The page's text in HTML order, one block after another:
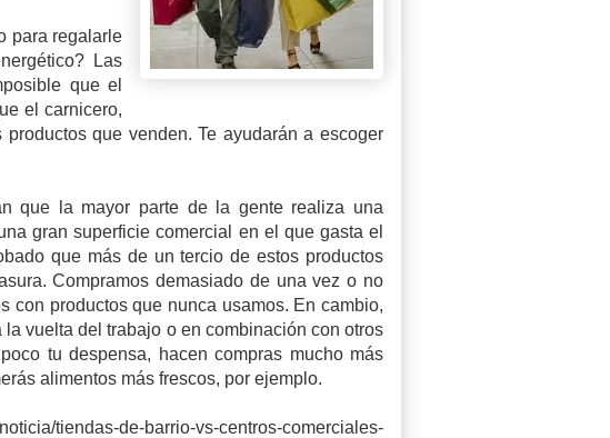
para regalarle
Las
que el
el carnicero,
que venden. Te ayudarán a escoger
que la mayor parte de la gente realiza una
gran superficie comercial en el que gasta el
que más de un tercio de estos productos
Compramos demasiado de una vez o no
con productos que nunca usamos. En cambio,
vuelta del trabajo o en combinación con otros
tu despensa, hacen compras mucho más
alimentos más frescos, por ejemplo.
tiendas-de-barrio-vs-centros-comerciales-